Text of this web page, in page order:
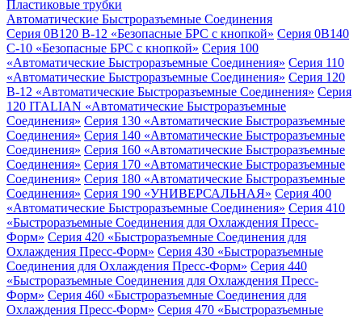
Пластиковые трубки
Автоматические Быстроразъемные Соединения
Серия 0B120 B-12 «Безопасные БРС с кнопкой» Серия 0B140
C-10 «Безопасные БРС с кнопкой» Серия 100
«Автоматические Быстроразъемные Соединения» Серия 110
«Автоматические Быстроразъемные Соединения» Серия 120
B-12 «Автоматические Быстроразъемные Соединения» Серия
120 ITALIAN «Автоматические Быстроразъемные
Соединения» Серия 130 «Автоматические Быстроразъемные
Соединения» Серия 140 «Автоматические Быстроразъемные
Соединения» Серия 160 «Автоматические Быстроразъемные
Соединения» Серия 170 «Автоматические Быстроразъемные
Соединения» Серия 180 «Автоматические Быстроразъемные
Соединения» Серия 190 «УНИВЕРСАЛЬНАЯ» Серия 400
«Автоматические Быстроразъемные Соединения» Серия 410
«Быстроразъемные Соединения для Охлаждения Пресс-
Форм» Серия 420 «Быстроразъемные Соединения для
Охлаждения Пресс-Форм» Серия 430 «Быстроразъемные
Соединения для Охлаждения Пресс-Форм» Серия 440
«Быстроразъемные Соединения для Охлаждения Пресс-
Форм» Серия 460 «Быстроразъемные Соединения для
Охлаждения Пресс-Форм» Серия 470 «Быстроразъемные